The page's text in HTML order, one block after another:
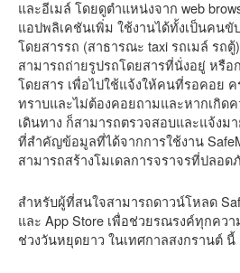
และอีเมล์ โดยดูตำแหน่งจาก web
แอปพลิเคชันเพิ่ม ใช้งานได้ทั้งเป็นคนขั
โดยสารรถ (สาธารณะ taxi รถเมล์ รถ
สามารถถ่ายรูปรถโดยสารที่นั่งอยู่ หรือ
โดยสาร เพื่อไปใช้แจ้งให้คนที่รอคอย
ทราบและไม่ต้องคอยถามและหากเกิด
เดินทาง ก็สามารถตรวจสอบและแจ้งม
ที่สำคัญข้อมูลที่ได้จากการใช้งาน
สามารถสร้างโมเดลการจราจรที่ปลอ
สำหรับผู้ที่สนใจสามารถดาวน์โหลด
และ App Store เพื่อช่วยรณรงค์ทุกคว
ช่วงวันหยุดยาว ในเทศกาลสงกรานต์ นี้